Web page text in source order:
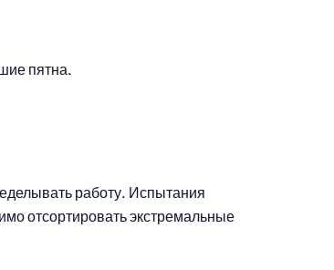
пятна.
работу. Испытания
отсортировать экстремальные